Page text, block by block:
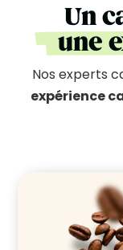
Un
une
Nos experts
expérience